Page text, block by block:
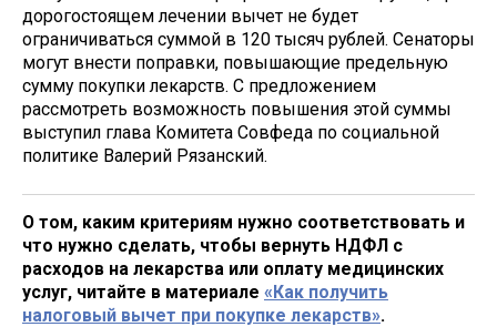
дорогостоящем лечении вычет не будет
ограничиваться суммой в 120 тысяч рублей. Сенаторы
могут внести поправки, повышающие предельную
сумму покупки лекарств. С предложением
рассмотреть возможность повышения этой суммы
выступил глава Комитета Совфеда по социальной
политике Валерий Рязанский.
О том, каким критериям нужно соответствовать и
что нужно сделать, чтобы вернуть НДФЛ с
расходов на лекарства или оплату медицинских
услуг, читайте в материале «Как получить
налоговый вычет при покупке лекарств».